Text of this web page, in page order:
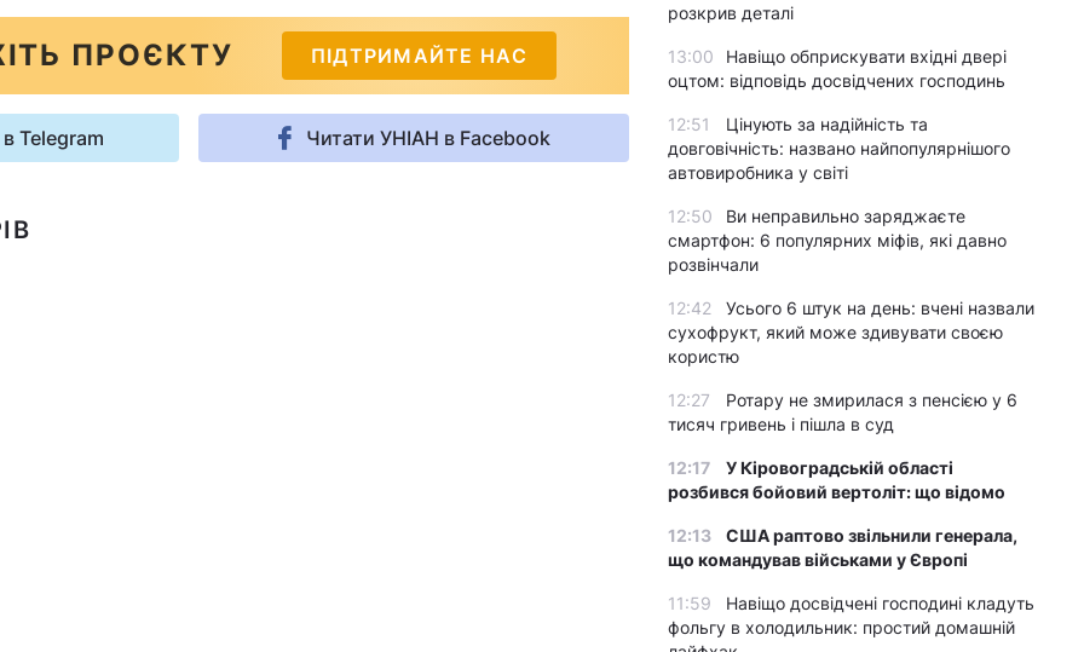
ПРОЄКТУ ПІДТРИМАЙТЕ НАС
Telegram Читати УНІАН в Facebook
розкрив деталі
13:00
Навіщо обприскувати вхідні двері
оцтом: відповідь досвідчених господинь
12:51
Цінують за надійність та
довговічність: названо найпопулярнішого
автовиробника у світі
12:50
Ви неправильно заряджаєте
смартфон: 6 популярних міфів, які давно
розвінчали
12:42
Усього 6 штук на день: вчені назвали
сухофрукт, який може здивувати своєю
користю
12:27
Ротару не змирилася з пенсією у 6
тисяч гривень і пішла в суд
12:17
У Кіровоградській області
розбився бойовий вертоліт: що відомо
12:13
США раптово звільнили генерала,
що командував військами у Європі
11:59
Навіщо досвідчені господині кладуть
фольгу в холодильник: простий домашній